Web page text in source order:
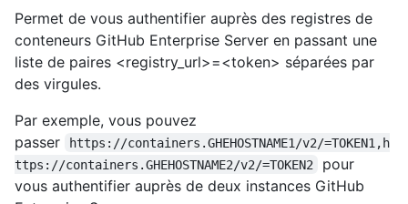
Permet de vous authentifier auprès des registres de
conteneurs GitHub Enterprise Server en passant une
liste de paires <registry_url>=<token> séparées par
des virgules.
Par exemple, vous pouvez
passer
https://containers.GHEHOSTNAME1/v2/=TOKEN1,h
ttps://containers.GHEHOSTNAME2/v2/=TOKEN2
pour
vous authentifier auprès de deux instances GitHub